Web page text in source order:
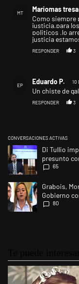
MT Mariomas tresa
Como siempre
justicia,para
politicos ,lo
justicia
RESPONDER 3
EP Eduardo P. 10
Un chiste de
RESPONDER 3
CONVERSACIONES ACTIVAS
Este listado muestra
Un artículo deDi Tullio
presunto
Tierras
65
Un artículo deGrabois,
Gobierno
80